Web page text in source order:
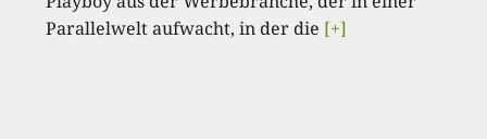
Parallelwelt aufwacht, in der die [+]